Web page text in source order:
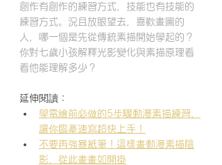
創作有創作的練習方式，技能也有技能的
練習方式。況且放眼望去，喜歡畫圖的
人，哪一個是先從傳統素描開始學起的？
你對七歲小孩解釋光影變化與素描原理看
看他能理解多少？
延伸閱讀：
學電繪前必做的5步驟動漫素描練習，
讓你臨摹速寫超快上手！
不要再強暴紙筆！這樣畫動漫素描陰
影，從此畫畫如開掛